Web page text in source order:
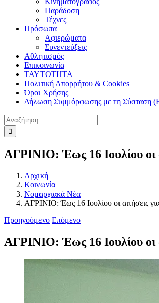
Παράδοση
Τέχνες
Πρόσωπα
Αφιερώματα
Συνεντεύξεις
Αθλητισμός
Επικοινωνία
ΤΑΥΤΟΤΗΤΑ
Πολιτική Απορρήτου & Cookies
Όροι Χρήσης
Δήλωση Συμμόρφωσης με τη Σύσταση
Αναζήτηση
για:
ΑΓΡΙΝΙΟ: Έως 16 Ιουλίου οι
Αρχική
Κοινωνία
Νομαρχιακά Νέα
ΑΓΡΙΝΙΟ: Έως 16 Ιουλίου οι αιτήσεις
Προηγούμενο Επόμενο
ΑΓΡΙΝΙΟ: Έως 16 Ιουλίου οι
Προβολή